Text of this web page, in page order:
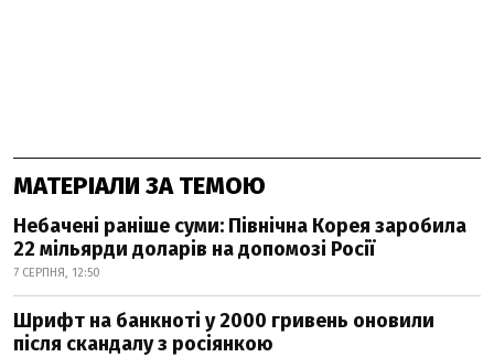
МАТЕРІАЛИ ЗА ТЕМОЮ
Небачені раніше суми: Північна Корея заробила
22 мільярди доларів на допомозі Росії
7 СЕРПНЯ, 12:50
Шрифт на банкноті у 2000 гривень оновили
після скандалу з росіянкою